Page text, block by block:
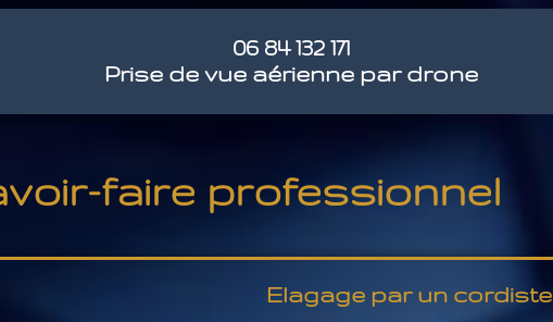
06 84 132 171
Prise de vue aérienne par drone
faire professionnel
Elagage par un cordiste